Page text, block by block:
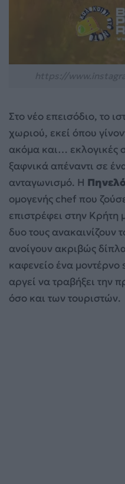
Στο νέο επεισόδιο, το
χωριού, εκεί όπου
ακόμα και… εκλογικές
ξαφνικά απέναντι σε
ανταγωνισμό. Η
ομογενής chef που
επιστρέφει στην Κρήτη
δυο τους ανακαινίζουν
ανοίγουν ακριβώς
καφενείο ένα μοντέρνο
αργεί να τραβήξει την
όσο και των τουριστών.